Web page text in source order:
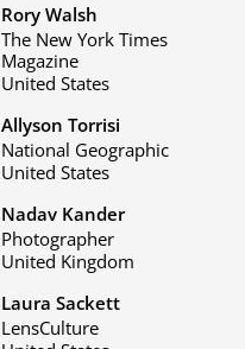
Rory Walsh
The New York Times
Magazine
United States
Allyson Torrisi
National Geographic
United States
Nadav Kander
Photographer
United Kingdom
Laura Sackett
LensCulture